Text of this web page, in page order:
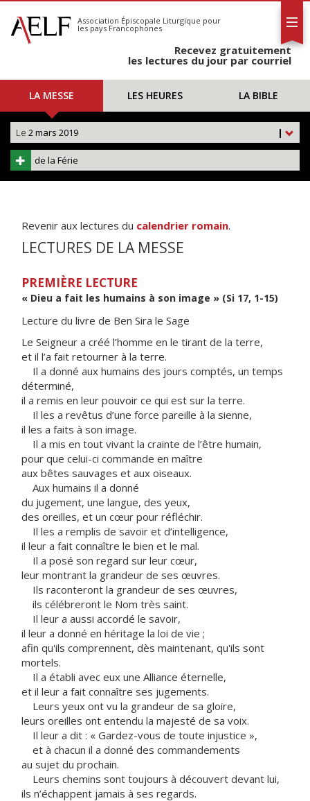
S'abonner
Calendrier
Association Épiscopale Liturgique pour
les pays Francophones
Recevez gratuitement
les lectures du jour par courriel
LA MESSE LES HEURES LA BIBLE
|
Le 2 mars 2019
de la Férie
Revenir aux lectures du calendrier romain.
LECTURES DE LA MESSE
PREMIÈRE LECTURE
« Dieu a fait les humains à son image » (Si 17, 1-15)
Lecture du livre de Ben Sira le Sage
Le Seigneur a créé l’homme en le tirant de la terre,
et il l’a fait retourner à la terre.
Il a donné aux humains des jours comptés, un temps
déterminé,
il a remis en leur pouvoir ce qui est sur la terre.
Il les a revêtus d’une force pareille à la sienne,
il les a faits à son image.
Il a mis en tout vivant la crainte de l’être humain,
pour que celui-ci commande en maître
aux bêtes sauvages et aux oiseaux.
Aux humains il a donné
du jugement, une langue, des yeux,
des oreilles, et un cœur pour réfléchir.
Il les a remplis de savoir et d’intelligence,
il leur a fait connaître le bien et le mal.
Il a posé son regard sur leur cœur,
leur montrant la grandeur de ses œuvres.
Ils raconteront la grandeur de ses œuvres,
ils célébreront le Nom très saint.
Il leur a aussi accordé le savoir,
il leur a donné en héritage la loi de vie ;
afin qu'ils comprennent, dès maintenant, qu'ils sont
mortels.
Il a établi avec eux une Alliance éternelle,
et il leur a fait connaître ses jugements.
Leurs yeux ont vu la grandeur de sa gloire,
leurs oreilles ont entendu la majesté de sa voix.
Il leur a dit : « Gardez-vous de toute injustice »,
et à chacun il a donné des commandements
au sujet du prochain.
Leurs chemins sont toujours à découvert devant lui,
ils n’échappent jamais à ses regards.